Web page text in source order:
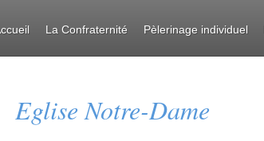
La Confraternité Pèlerinage individuel
Eglise Notre-Dame